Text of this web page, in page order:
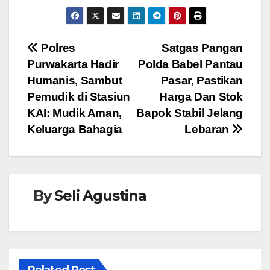
e
b
o
o
k
tt
er
at
A
p
p
ss
g
er
e
Navigasi
pos
Satgas Pangan
Polda Babel Pantau
Pasar, Pastikan
Harga Dan Stok
Bapok Stabil Jelang
Lebaran
Polres
Purwakarta Hadir
Humanis, Sambut
Pemudik di Stasiun
KAI: Mudik Aman,
Keluarga Bahagia
BySeli Agustina